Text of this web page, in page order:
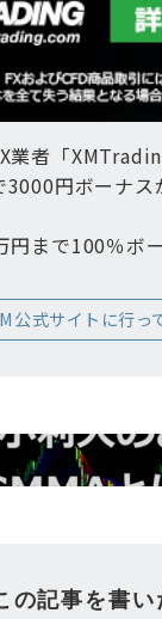
業者「
円ボーナス
円まで100％ボ
公式サイトに行っ
の記事を書い